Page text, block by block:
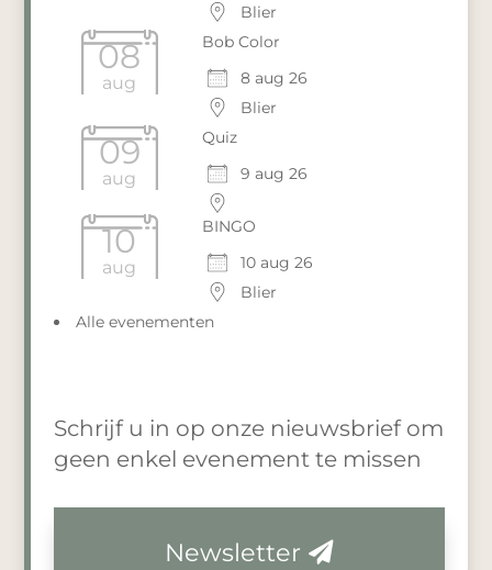
Blier
08
aug
Bob Color
8 aug 26
Blier
09
aug
Quiz
9 aug 26
10
aug
BINGO
10 aug 26
Blier
Alle evenementen
Schrijf u in op onze nieuwsbrief om
geen enkel evenement te missen
Newsletter